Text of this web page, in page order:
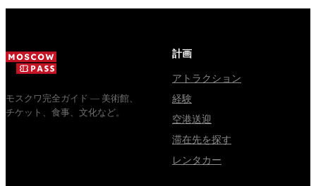
через
Владими...
Мавзолей
モスクワ完全ガイド — 美術館、
チケット、食事、文化など。
計画
アトラクション
経験
空港送迎
滞在先を探す
レンタカー